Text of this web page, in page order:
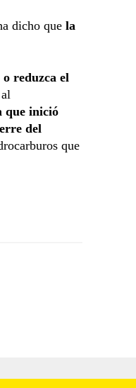
dicho que la
reduzca el
que inició
del
que